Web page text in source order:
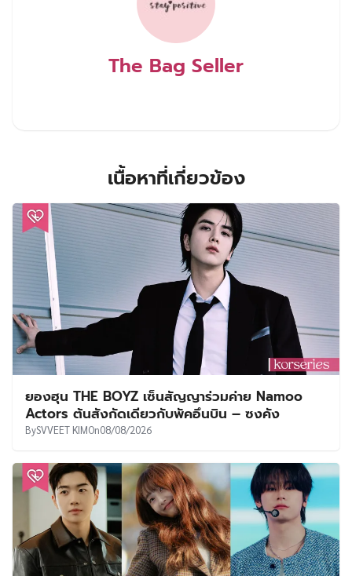
The Bag Seller
เนื้อหาที่เกี่ยวข้อง
ยองฮุน THE BOYZ เซ็นสัญญาร่วมค่าย Namoo
Actors ต้นสังกัดเดียวกับพัคอึนบิน – ซงคัง
BySVVEET KIMOn08/08/2026